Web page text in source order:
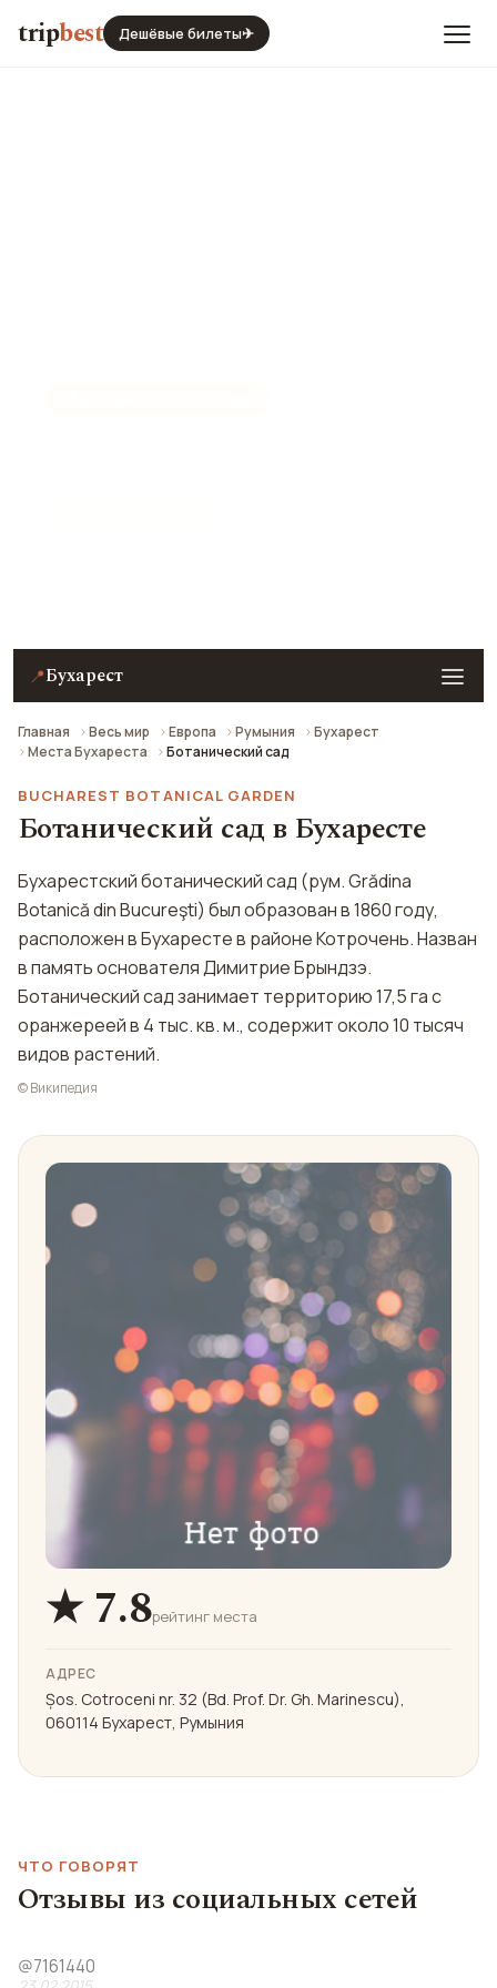
tripbest Дешёвые билеты✈
📍Бухарест
Главная Весь мир Европа Румыния
Бухарест
Места Бухареста
Ботанический сад
BUCHAREST BOTANICAL GARDEN
Ботанический сад в Бухаресте
Бухарестский ботанический сад (рум. Grădina
Botanică din Bucureşti) был образован в 1860 году,
расположен в Бухаресте в районе Котрочень. Назван
в память основателя Димитрие Брындзэ.
Ботанический сад занимает территорию 17,5 га с
оранжереей в 4 тыс. кв. м., содержит около 10 тысяч
видов растений.
© Википедия
★ 7.8рейтинг места
АДРЕС
Șos. Cotroceni nr. 32 (Bd. Prof. Dr. Gh. Marinescu),
060114 Бухарест, Румыния
ЧТО ГОВОРЯТ
Отзывы из социальных сетей
@7161440